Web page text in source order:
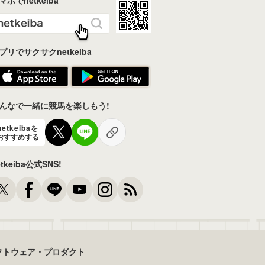
リでサクサクnetkeiba
なで一緒に競馬を楽しもう!
を
すすめする
公式SNS!
ウェア・プロダクト